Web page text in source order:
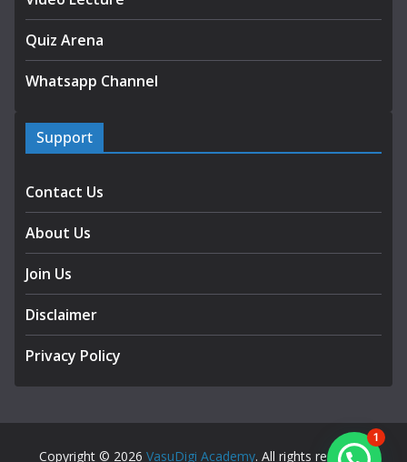
Quiz Arena
Whatsapp Channel
Support
Contact Us
About Us
Join Us
Disclaimer
Privacy Policy
Copyright © 2026 VasuDigi Academy. All rights reserved.
1